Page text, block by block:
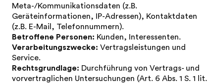
Meta-/Kommunikationsdaten (z.B.
Geräteinformationen, IP-Adressen), Kontaktdaten
(z.B. E-Mail, Telefonnummern).
Betroffene Personen: Kunden, Interessenten.
Verarbeitungszwecke: Vertragsleistungen und
Service.
Rechtsgrundlage: Durchführung von Vertrags- und
vorvertraglichen Untersuchungen (Art. 6 Abs. 1 S. 1 lit.